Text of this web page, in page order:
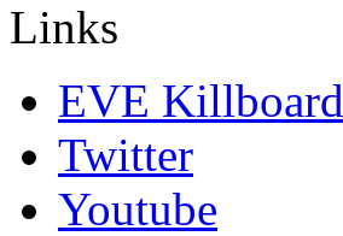
Links
EVE Killboard
Twitter
Youtube